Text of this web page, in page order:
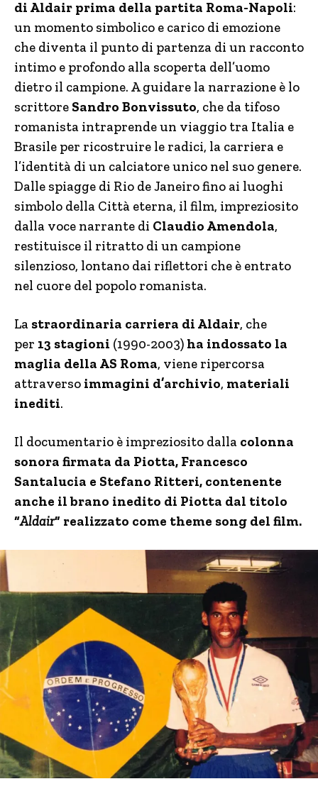
di Aldair prima della partita Roma-Napoli:
un momento simbolico e carico di emozione
che diventa il punto di partenza di un racconto
intimo e profondo alla scoperta dell’uomo
dietro il campione. A guidare la narrazione è lo
scrittore Sandro Bonvissuto, che da tifoso
romanista intraprende un viaggio tra Italia e
Brasile per ricostruire le radici, la carriera e
l’identità di un calciatore unico nel suo genere.
Dalle spiagge di Rio de Janeiro fino ai luoghi
simbolo della Città eterna, il film, impreziosito
dalla voce narrante di Claudio Amendola,
restituisce il ritratto di un campione
silenzioso, lontano dai riflettori che è entrato
nel cuore del popolo romanista.
La straordinaria carriera di Aldair, che
per 13 stagioni (1990-2003) ha indossato la
maglia della AS Roma, viene ripercorsa
attraverso immagini d’archivio, materiali
inediti.
Il documentario è impreziosito dalla colonna
sonora firmata da Piotta, Francesco
Santalucia e Stefano Ritteri, contenente
anche il brano inedito di Piotta dal titolo
“Aldair” realizzato come theme song del film.